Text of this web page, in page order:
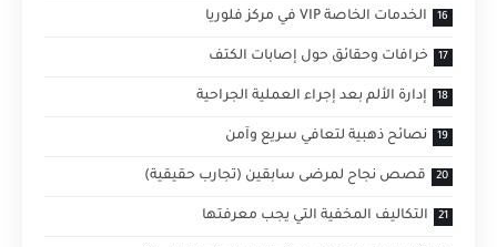
الخدمات الخاصة VIP في مركز فلوريا
خرافات وحقائق حول إصابات الكتف
إدارة الألم بعد إجراء العملية الجراحية
نصائح ذهبية لتعافي سريع وآمن
قصص نجاح لمرضى سابقين (تجارب حقيقية)
التكاليف المخفية التي يجب معرفتها